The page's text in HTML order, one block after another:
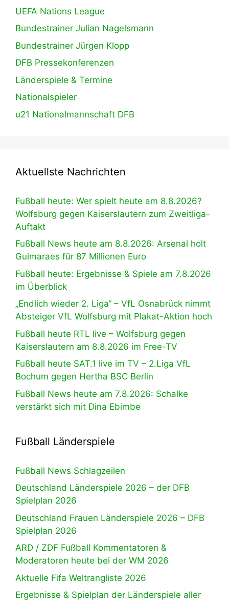
UEFA Nations League
Bundestrainer Julian Nagelsmann
Bundestrainer Jürgen Klopp
DFB Pressekonferenzen
Länderspiele & Termine
Nationalspieler
u21 Nationalmannschaft DFB
Aktuellste Nachrichten
Fußball heute: Wer spielt heute am 8.8.2026?
Wolfsburg gegen Kaiserslautern zum Zweitliga-
Auftakt
Fußball News heute am 8.8.2026: Arsenal holt
Guimaraes für 87 Millionen Euro
Fußball heute: Ergebnisse & Spiele am 7.8.2026
im Überblick
„Endlich wieder 2. Liga“ – VfL Osnabrück nimmt
Absteiger VfL Wolfsburg mit Plakat-Aktion hoch
Fußball heute RTL live – Wolfsburg gegen
Kaiserslautern am 8.8.2026 im Free-TV
Fußball heute SAT.1 live im TV – 2.Liga VfL
Bochum gegen Hertha BSC Berlin
Fußball News heute am 7.8.2026: Schalke
verstärkt sich mit Dina Ebimbe
Fußball Länderspiele
Fußball News Schlagzeilen
Deutschland Länderspiele 2026 – der DFB
Spielplan 2026
Deutschland Frauen Länderspiele 2026 – DFB
Spielplan 2026
ARD / ZDF Fußball Kommentatoren &
Moderatoren heute bei der WM 2026
Aktuelle Fifa Weltrangliste 2026
Ergebnisse & Spielplan der Länderspiele aller